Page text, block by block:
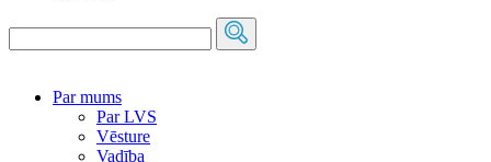
Par mums
Par LVS
Vēsture
Vadība